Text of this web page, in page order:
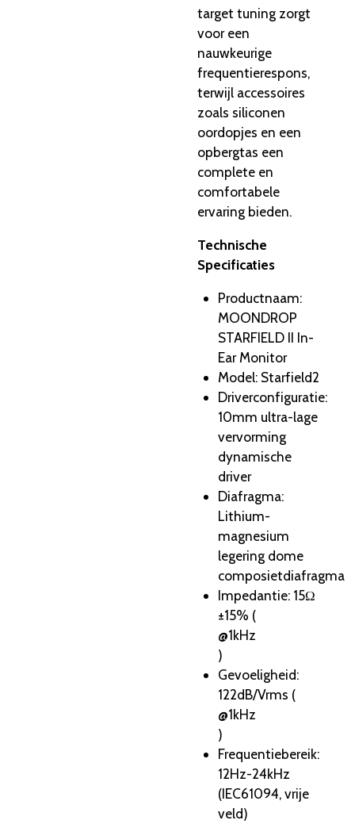
target tuning zorgt
voor een
nauwkeurige
frequentierespons,
terwijl accessoires
zoals siliconen
oordopjes en een
opbergtas een
complete en
comfortabele
ervaring bieden.
Technische
Specificaties
Productnaam:
MOONDROP
STARFIELD II In-
Ear Monitor
Model: Starfield2
Driverconfiguratie:
10mm ultra-lage
vervorming
dynamische
driver
Diafragma:
Lithium-
magnesium
legering dome
composietdiafragma
Impedantie: 15Ω
±15% (
@1kHz
)
Gevoeligheid:
122dB/Vrms (
@1kHz
)
Frequentiebereik:
12Hz-24kHz
(IEC61094, vrije
veld)